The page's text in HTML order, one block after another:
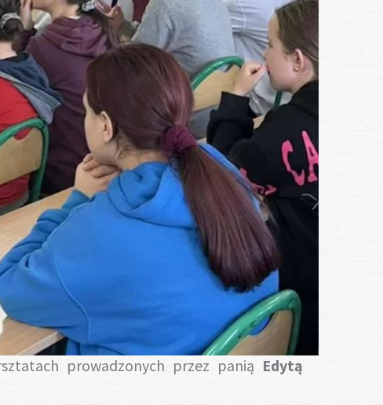
prowadzonych przez panią Edytą